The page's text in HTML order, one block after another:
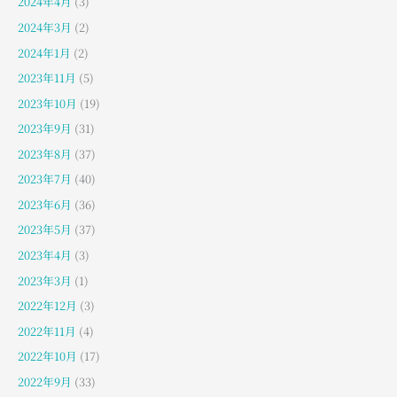
2024年3月 (2)
2024年1月 (2)
2023年11月 (5)
2023年10月 (19)
2023年9月 (31)
2023年8月 (37)
2023年7月 (40)
2023年6月 (36)
2023年5月 (37)
2023年4月 (3)
2023年3月 (1)
2022年12月 (3)
2022年11月 (4)
2022年10月 (17)
2022年9月 (33)